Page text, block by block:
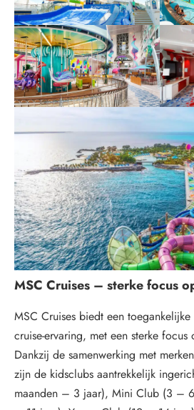
MSC Cruises – sterke focus
MSC Cruises biedt een
cruise-ervaring, met een sterke
Dankzij de samenwerking met
zijn de kidsclubs aantrekkelijk
maanden – 3 jaar), Mini Club (3 –